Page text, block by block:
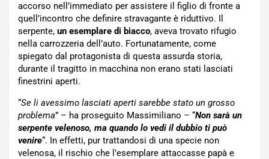
accorso nell’immediato per assistere il figlio di fronte a
quell’incontro che definire stravagante è riduttivo. Il
serpente, un esemplare di biacco, aveva trovato rifugio
nella carrozzeria dell’auto. Fortunatamente, come
spiegato dal protagonista di questa assurda storia,
durante il tragitto in macchina non erano stati lasciati
finestrini aperti.
“Se li avessimo lasciati aperti sarebbe stato un grosso
problema” – ha proseguito Massimiliano – “Non sarà un
serpente velenoso, ma quando lo vedi il dubbio ti può
venire“. In effetti, pur trattandosi di una specie non
velenosa, il rischio che l’esemplare attaccasse papà e